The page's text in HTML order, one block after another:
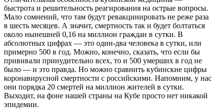
быстрота и решительность реагирования на острые вопросы.
Мало сомнений, что там будут ревакцинировать не реже раза
в шесть месяцев. А значит, смертность так и будет болтаться
около нынешней 0,16 на миллион граждан в сутки. В
абсолютных цифрах — это один-два человека в сутки, или
примерно 500 в год. Можно, конечно, сказать, что если бы
прививали принудительно всех, то и 500 умерших в год не
было — и это правда. Но можно сравнить кубинские цифры
коронавирусной смертности с российскими. Напомним, у нас
они порядка 20 смертей на миллион жителей в сутки.
Выходит, на фоне нашей страны на Кубе просто нет никакой
эпидемии.